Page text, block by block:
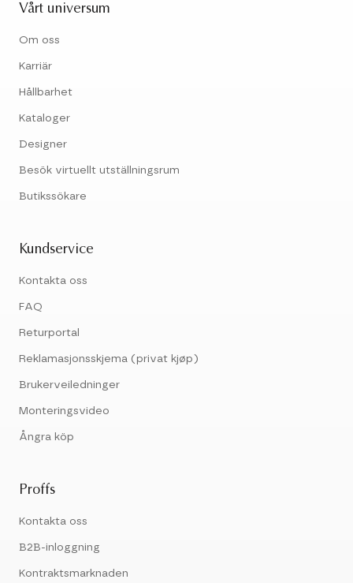
Vårt universum
Om oss
Karriär
Hållbarhet
Kataloger
Designer
Besök virtuellt utställningsrum
Butikssökare
Kundservice
Kontakta oss
FAQ
Returportal
Reklamasjonsskjema (privat kjøp)
Brukerveiledninger
Monteringsvideo
Ångra köp
Proffs
Kontakta oss
B2B-inloggning
Kontraktsmarknaden